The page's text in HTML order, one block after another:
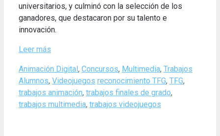
universitarios, y culminó con la selección de los
ganadores, que destacaron por su talento e
innovación.
Leer más
Categories
Animación Digital , Concursos, Multimedia, Trabajos
Alumnos, Videojuegos Tags
reconocimiento TFG, TFG,
trabajos animación, trabajos finales de grado,
trabajos multimedia, trabajos videojuegos